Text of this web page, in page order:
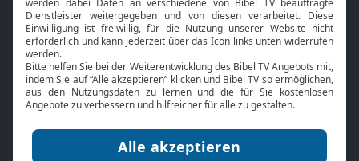
Bibel TV
Über uns
Jobs
Mediadaten
Service
Kontakt
TV-Empfang